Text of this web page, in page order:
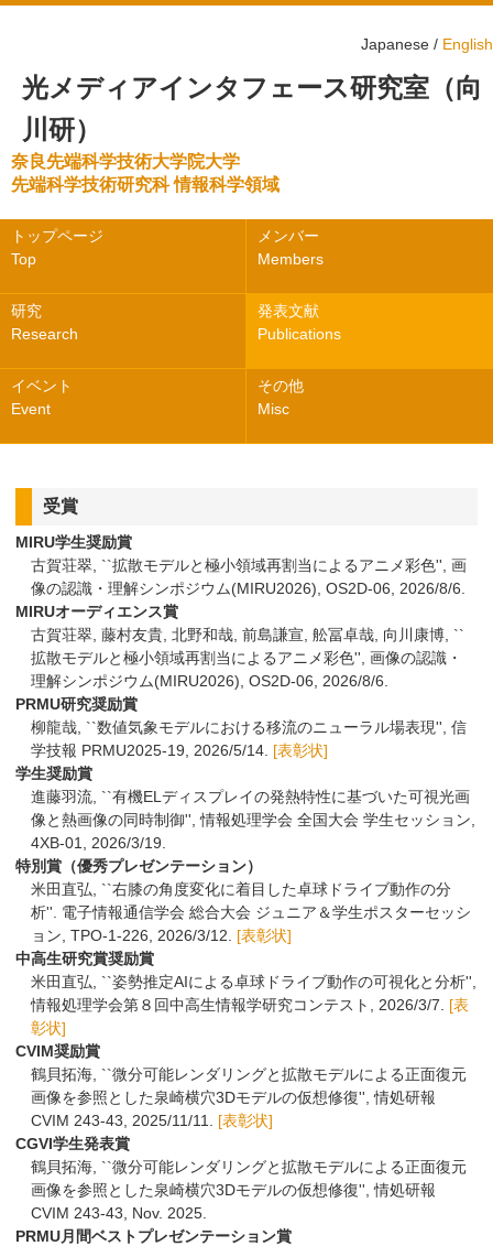
Japanese / English
光メディアインタフェース研究室（向
川研）
奈良先端科学技術大学院大学
先端科学技術研究科 情報科学領域
トップページ
Top
メンバー
Members
研究
Research
発表文献
Publications
イベント
Event
その他
Misc
受賞
MIRU学生奨励賞
古賀荘翠, ``拡散モデルと極小領域再割当によるアニメ彩色'', 画
像の認識・理解シンポジウム(MIRU2026), OS2D-06, 2026/8/6.
MIRUオーディエンス賞
古賀荘翠, 藤村友貴, 北野和哉, 前島謙宣, 舩冨卓哉, 向川康博, ``
拡散モデルと極小領域再割当によるアニメ彩色'', 画像の認識・
理解シンポジウム(MIRU2026), OS2D-06, 2026/8/6.
PRMU研究奨励賞
柳龍哉, ``数値気象モデルにおける移流のニューラル場表現'', 信
学技報 PRMU2025-19, 2026/5/14. [表彰状]
学生奨励賞
進藤羽流, ``有機ELディスプレイの発熱特性に基づいた可視光画
像と熱画像の同時制御'', 情報処理学会 全国大会 学生セッション,
4XB-01, 2026/3/19.
特別賞（優秀プレゼンテーション）
米田直弘, ``右膝の角度変化に着目した卓球ドライブ動作の分
析''. 電子情報通信学会 総合大会 ジュニア＆学生ポスターセッシ
ョン, TPO-1-226, 2026/3/12. [表彰状]
中高生研究賞奨励賞
米田直弘, ``姿勢推定AIによる卓球ドライブ動作の可視化と分析'',
情報処理学会第８回中高生情報学研究コンテスト, 2026/3/7. [表
彰状]
CVIM奨励賞
鶴貝拓海, ``微分可能レンダリングと拡散モデルによる正面復元
画像を参照とした泉崎横穴3Dモデルの仮想修復'', 情処研報
CVIM 243-43, 2025/11/11. [表彰状]
CGVI学生発表賞
鶴貝拓海, ``微分可能レンダリングと拡散モデルによる正面復元
画像を参照とした泉崎横穴3Dモデルの仮想修復'', 情処研報
CVIM 243-43, Nov. 2025.
PRMU月間ベストプレゼンテーション賞